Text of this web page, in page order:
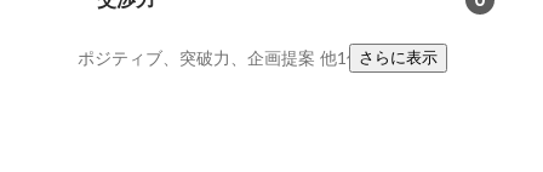
ポジティブ、突破力、企画提案 他1件さらに表示